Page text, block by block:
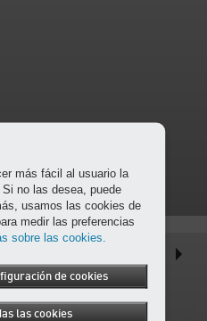
más fácil al usuario la
no las desea, puede
usamos las cookies de
medir las preferencias
sobre las cookies.
de cookies
las cookies